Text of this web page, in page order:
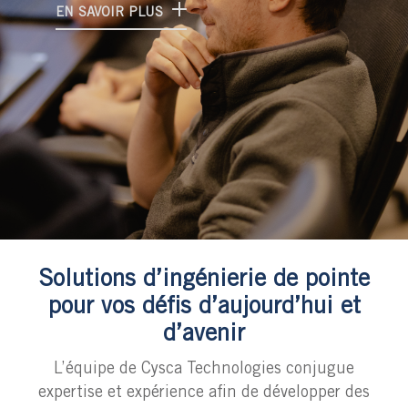
EN SAVOIR PLUS
Solutions d’ingénierie de pointe
pour vos défis d’aujourd’hui et
d’avenir
L’équipe de Cysca Technologies conjugue
expertise et expérience afin de développer des